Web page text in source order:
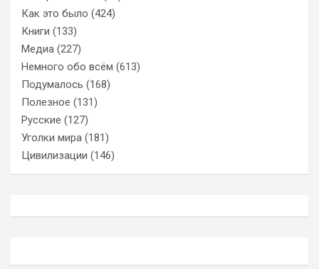
Как это было (424)
Книги (133)
Медиа (227)
Немного обо всём (613)
Подумалось (168)
Полезное (131)
Русские (127)
Уголки мира (181)
Цивилизации (146)